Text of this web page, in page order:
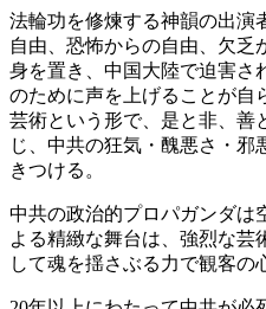
法輪功を修煉する神韻の出演
自由、恐怖からの自由、欠乏
身を置き、中国大陸で迫害さ
のために声を上げることが自
芸術という形で、是と非、善
じ、中共の狂気・醜悪さ・邪
きつける。
中共の政治的プロパガンダは
よる精緻な舞台は、強烈な芸
して魂を揺さぶる力で観客の